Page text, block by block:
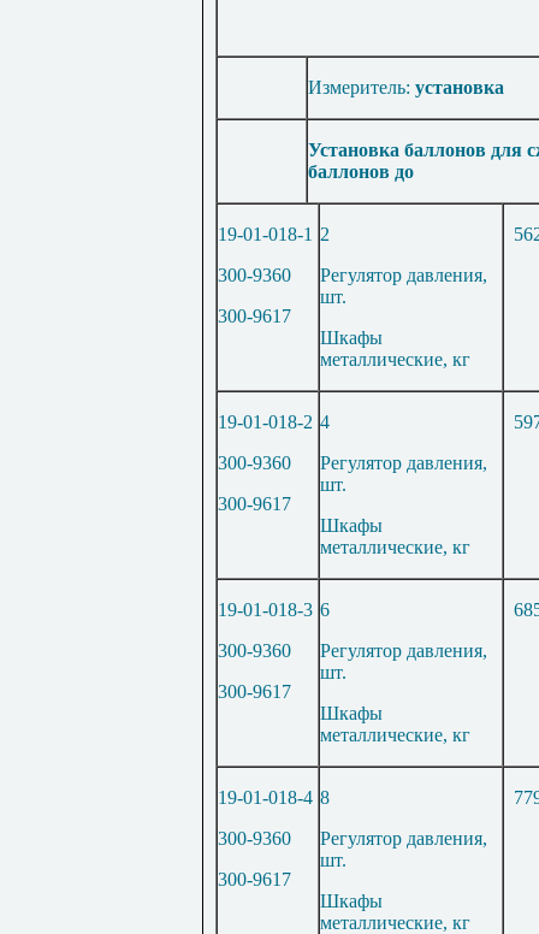
Измеритель: установка
Установка баллонов для
баллонов до
19-01-018-1
300-9360
300-9617
2
Регулятор давления,
шт.
Шкафы
металлические, кг
19-01-018-2
300-9360
300-9617
4
Регулятор давления,
шт.
Шкафы
металлические, кг
19-01-018-3
300-9360
300-9617
6
Регулятор давления,
шт.
Шкафы
металлические, кг
19-01-018-4
300-9360
300-9617
8
Регулятор давления,
шт.
Шкафы
металлические, кг